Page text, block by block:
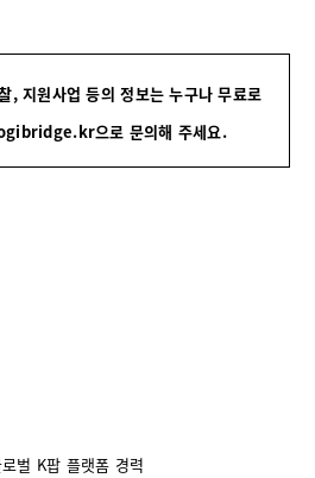
, 지원사업 등의 정보는 누구나 무료로
으로 문의해 주세요.
벌 K팝 플랫폼 경력